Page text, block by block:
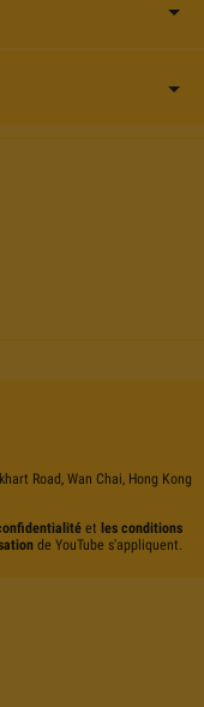
Road, Wan Chai, Hong Kong
et les conditions
de YouTube s'appliquent.